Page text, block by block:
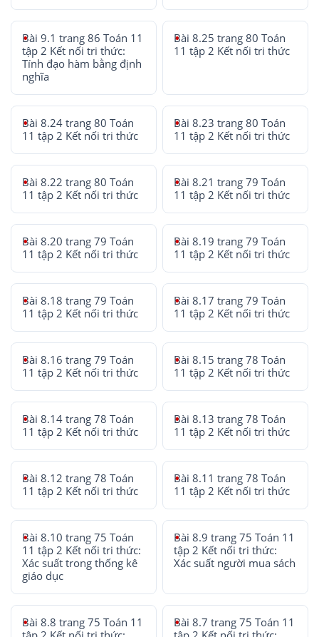
Bài 9.1 trang 86 Toán 11
tập 2 Kết nối tri thức:
Tính đạo hàm bằng định
nghĩa
Bài 8.25 trang 80 Toán
11 tập 2 Kết nối tri thức
Bài 8.24 trang 80 Toán
11 tập 2 Kết nối tri thức
Bài 8.23 trang 80 Toán
11 tập 2 Kết nối tri thức
Bài 8.22 trang 80 Toán
11 tập 2 Kết nối tri thức
Bài 8.21 trang 79 Toán
11 tập 2 Kết nối tri thức
Bài 8.20 trang 79 Toán
11 tập 2 Kết nối tri thức
Bài 8.19 trang 79 Toán
11 tập 2 Kết nối tri thức
Bài 8.18 trang 79 Toán
11 tập 2 Kết nối tri thức
Bài 8.17 trang 79 Toán
11 tập 2 Kết nối tri thức
Bài 8.16 trang 79 Toán
11 tập 2 Kết nối tri thức
Bài 8.15 trang 78 Toán
11 tập 2 Kết nối tri thức
Bài 8.14 trang 78 Toán
11 tập 2 Kết nối tri thức
Bài 8.13 trang 78 Toán
11 tập 2 Kết nối tri thức
Bài 8.12 trang 78 Toán
11 tập 2 Kết nối tri thức
Bài 8.11 trang 78 Toán
11 tập 2 Kết nối tri thức
Bài 8.10 trang 75 Toán
11 tập 2 Kết nối tri thức:
Xác suất trong thống kê
giáo dục
Bài 8.9 trang 75 Toán 11
tập 2 Kết nối tri thức:
Xác suất người mua sách
Bài 8.8 trang 75 Toán 11
Bài 8.7 trang 75 Toán 11